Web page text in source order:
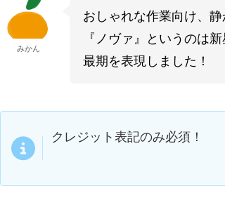
みかん
おしゃれな作業向け、
『ノヴァ』というのは
最期を表現しました！
クレジット表記のみ必須！